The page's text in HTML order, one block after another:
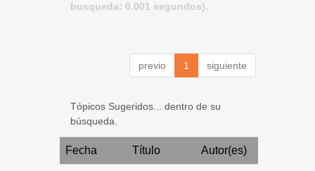
busqueda: 0.001 segundos).
previo 1 siguiente
Tópicos Sugeridos... dentro de su
búsqueda.
Fecha Título Autor(es)